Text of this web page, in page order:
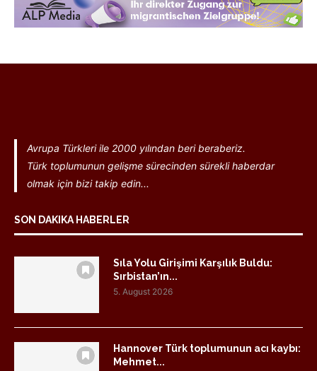
Avrupa Türkleri ile 2000 yılından beri beraberiz.
Türk toplumunun gelişme sürecinden sürekli haberdar
olmak için bizi takip edin...
SON DAKIKA HABERLER
Sıla Yolu Girişimi Karşılık Buldu:
Sırbistan’ın...
5. August 2026
Hannover Türk toplumunun acı kaybı:
Mehmet...